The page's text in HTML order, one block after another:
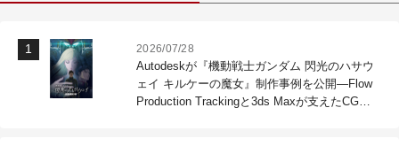
2026/07/28
Autodeskが『機動戦士ガンダム 閃光のハサウ
ェイ キルケーの魔女』制作事例を公開―Flow
Production Trackingと3ds Maxが支えたCG制